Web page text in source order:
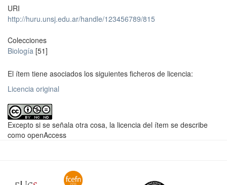
URI
http://huru.unsj.edu.ar/handle/123456789/815
Colecciones
Biología [51]
El ítem tiene asociados los siguientes ficheros de licencia:
Licencia original
Excepto si se señala otra cosa, la licencia del ítem se describe
como openAccess